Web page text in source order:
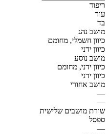
ריפוד
עור
בד
מושב נהג
כיוון חשמלי, מחומם
כיוון ידני
מושב נוסע
כיוון ידני, מחומם
כיוון ידני
מושב אחורי
—
—
שורת מושבים שלישית
ספסל
—